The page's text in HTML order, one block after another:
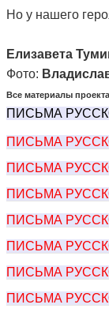
Но у нашего
Елизавета
Фото:
Все материалы
ПИСЬМА
ПИСЬМА
ПИСЬМА
ПИСЬМА
ПИСЬМА
ПИСЬМА
ПИСЬМА
П ИСЬМА